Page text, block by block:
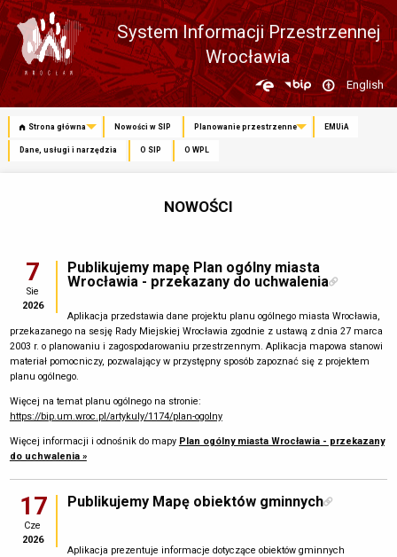
System Informacji Przestrzennej
Wrocławia
Zmień
język
English
Strona główna Nowości w SIP Planowanie przestrzenne EMUiA
Dane, usługi i narzędzia O SIP O WPL
NOWOŚCI
7
Sie
2026
Publikujemy mapę Plan ogólny miasta
Wrocławia - przekazany do uchwalenia
Aplikacja przedstawia dane projektu planu ogólnego miasta Wrocławia,
przekazanego na sesję Rady Miejskiej Wrocławia zgodnie z ustawą z dnia 27 marca
2003 r. o planowaniu i zagospodarowaniu przestrzennym. Aplikacja mapowa stanowi
materiał pomocniczy, pozwalający w przystępny sposób zapoznać się z projektem
planu ogólnego.
Więcej na temat planu ogólnego na stronie:
https://bip.um.wroc.pl/artykuly/1174/plan-ogolny
Więcej informacji i odnośnik do mapy Plan ogólny miasta Wrocławia - przekazany
do uchwalenia »
17
Cze
2026
Publikujemy Mapę obiektów gminnych
Aplikacja prezentuje informacje dotyczące obiektów gminnych